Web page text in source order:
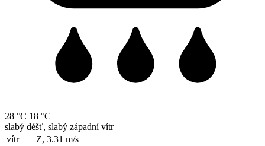
28 °C 18 °C
slabý déšť, slabý západní vítr
vítr
Z, 3.31 m/s